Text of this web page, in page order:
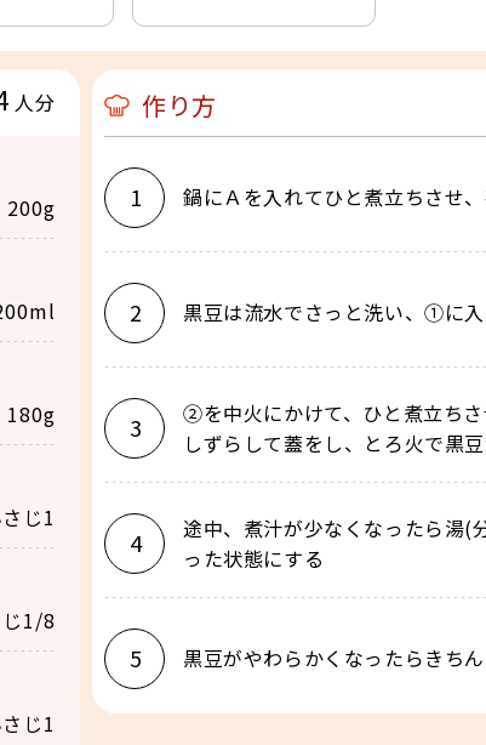
人分
200g
180g
じ1
1/8
じ1
作り方
1 鍋にＡを入れてひと煮立ちさせ
2 黒豆は流水でさっと洗い、①に
3
②を中火にかけて、ひと煮立ち
しずらして蓋をし、とろ火で黒
4
途中、煮汁が少なくなったら湯(
った状態にする
5 黒豆がやわらかくなったらきち